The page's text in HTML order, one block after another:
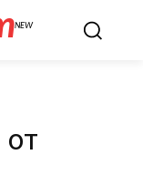
NEW